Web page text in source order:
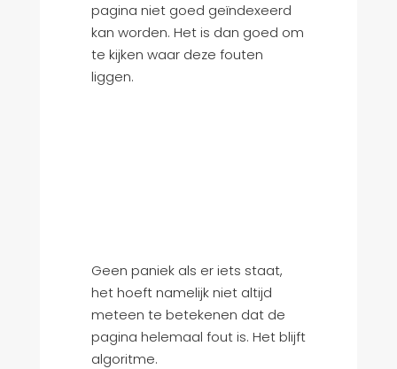
pagina niet goed geïndexeerd
kan worden. Het is dan goed om
te kijken waar deze fouten
liggen.
Geen paniek als er iets staat,
het hoeft namelijk niet altijd
meteen te betekenen dat de
pagina helemaal fout is. Het blijft
algoritme.